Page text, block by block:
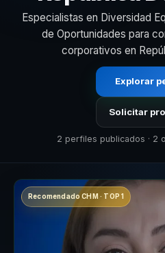
Especialistas en Diversidad
de Oportunidades para
corporativos en
Explorar
Solicitar
2 perfiles publicados · 2
Recomendado CHM · TOP 1